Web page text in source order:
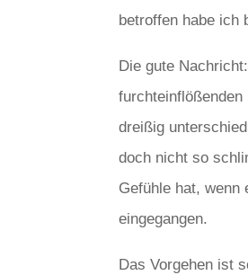
betroffen habe ich
Die gute
dreißig
doch nicht so
Gefühle hat, wenn
eingegangen.
Das Vorgehen ist